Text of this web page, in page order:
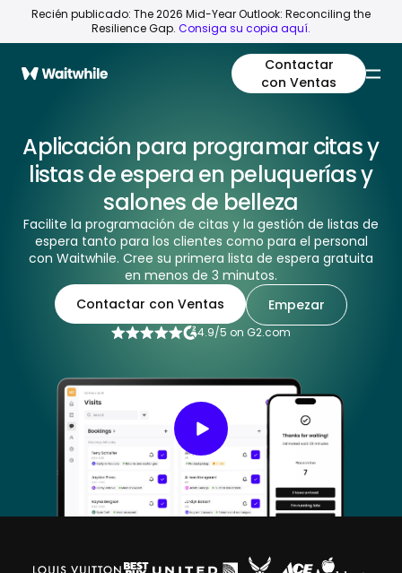
Recién publicado: The 2026 Mid-Year Outlook: Reconciling the
Resilience Gap. Consiga su copia aquí.
Contactar
con Ventas
Aplicación para programar citas y
listas de espera en peluquerías y
salones de belleza
Facilite la programación de citas y la gestión de listas de
espera tanto para los clientes como para el personal
con Waitwhile. Cree su primera lista de espera gratuita
en menos de 3 minutos.
Contactar con Ventas
Empezar
4.9/5 on G2.com